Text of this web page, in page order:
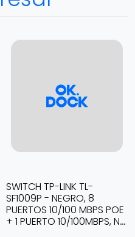
SWITCH TP-LINK TL-
SF1009P - NEGRO, 8
PUERTOS 10/100 MBPS POE
+ 1 PUERTO 10/100MBPS, NO